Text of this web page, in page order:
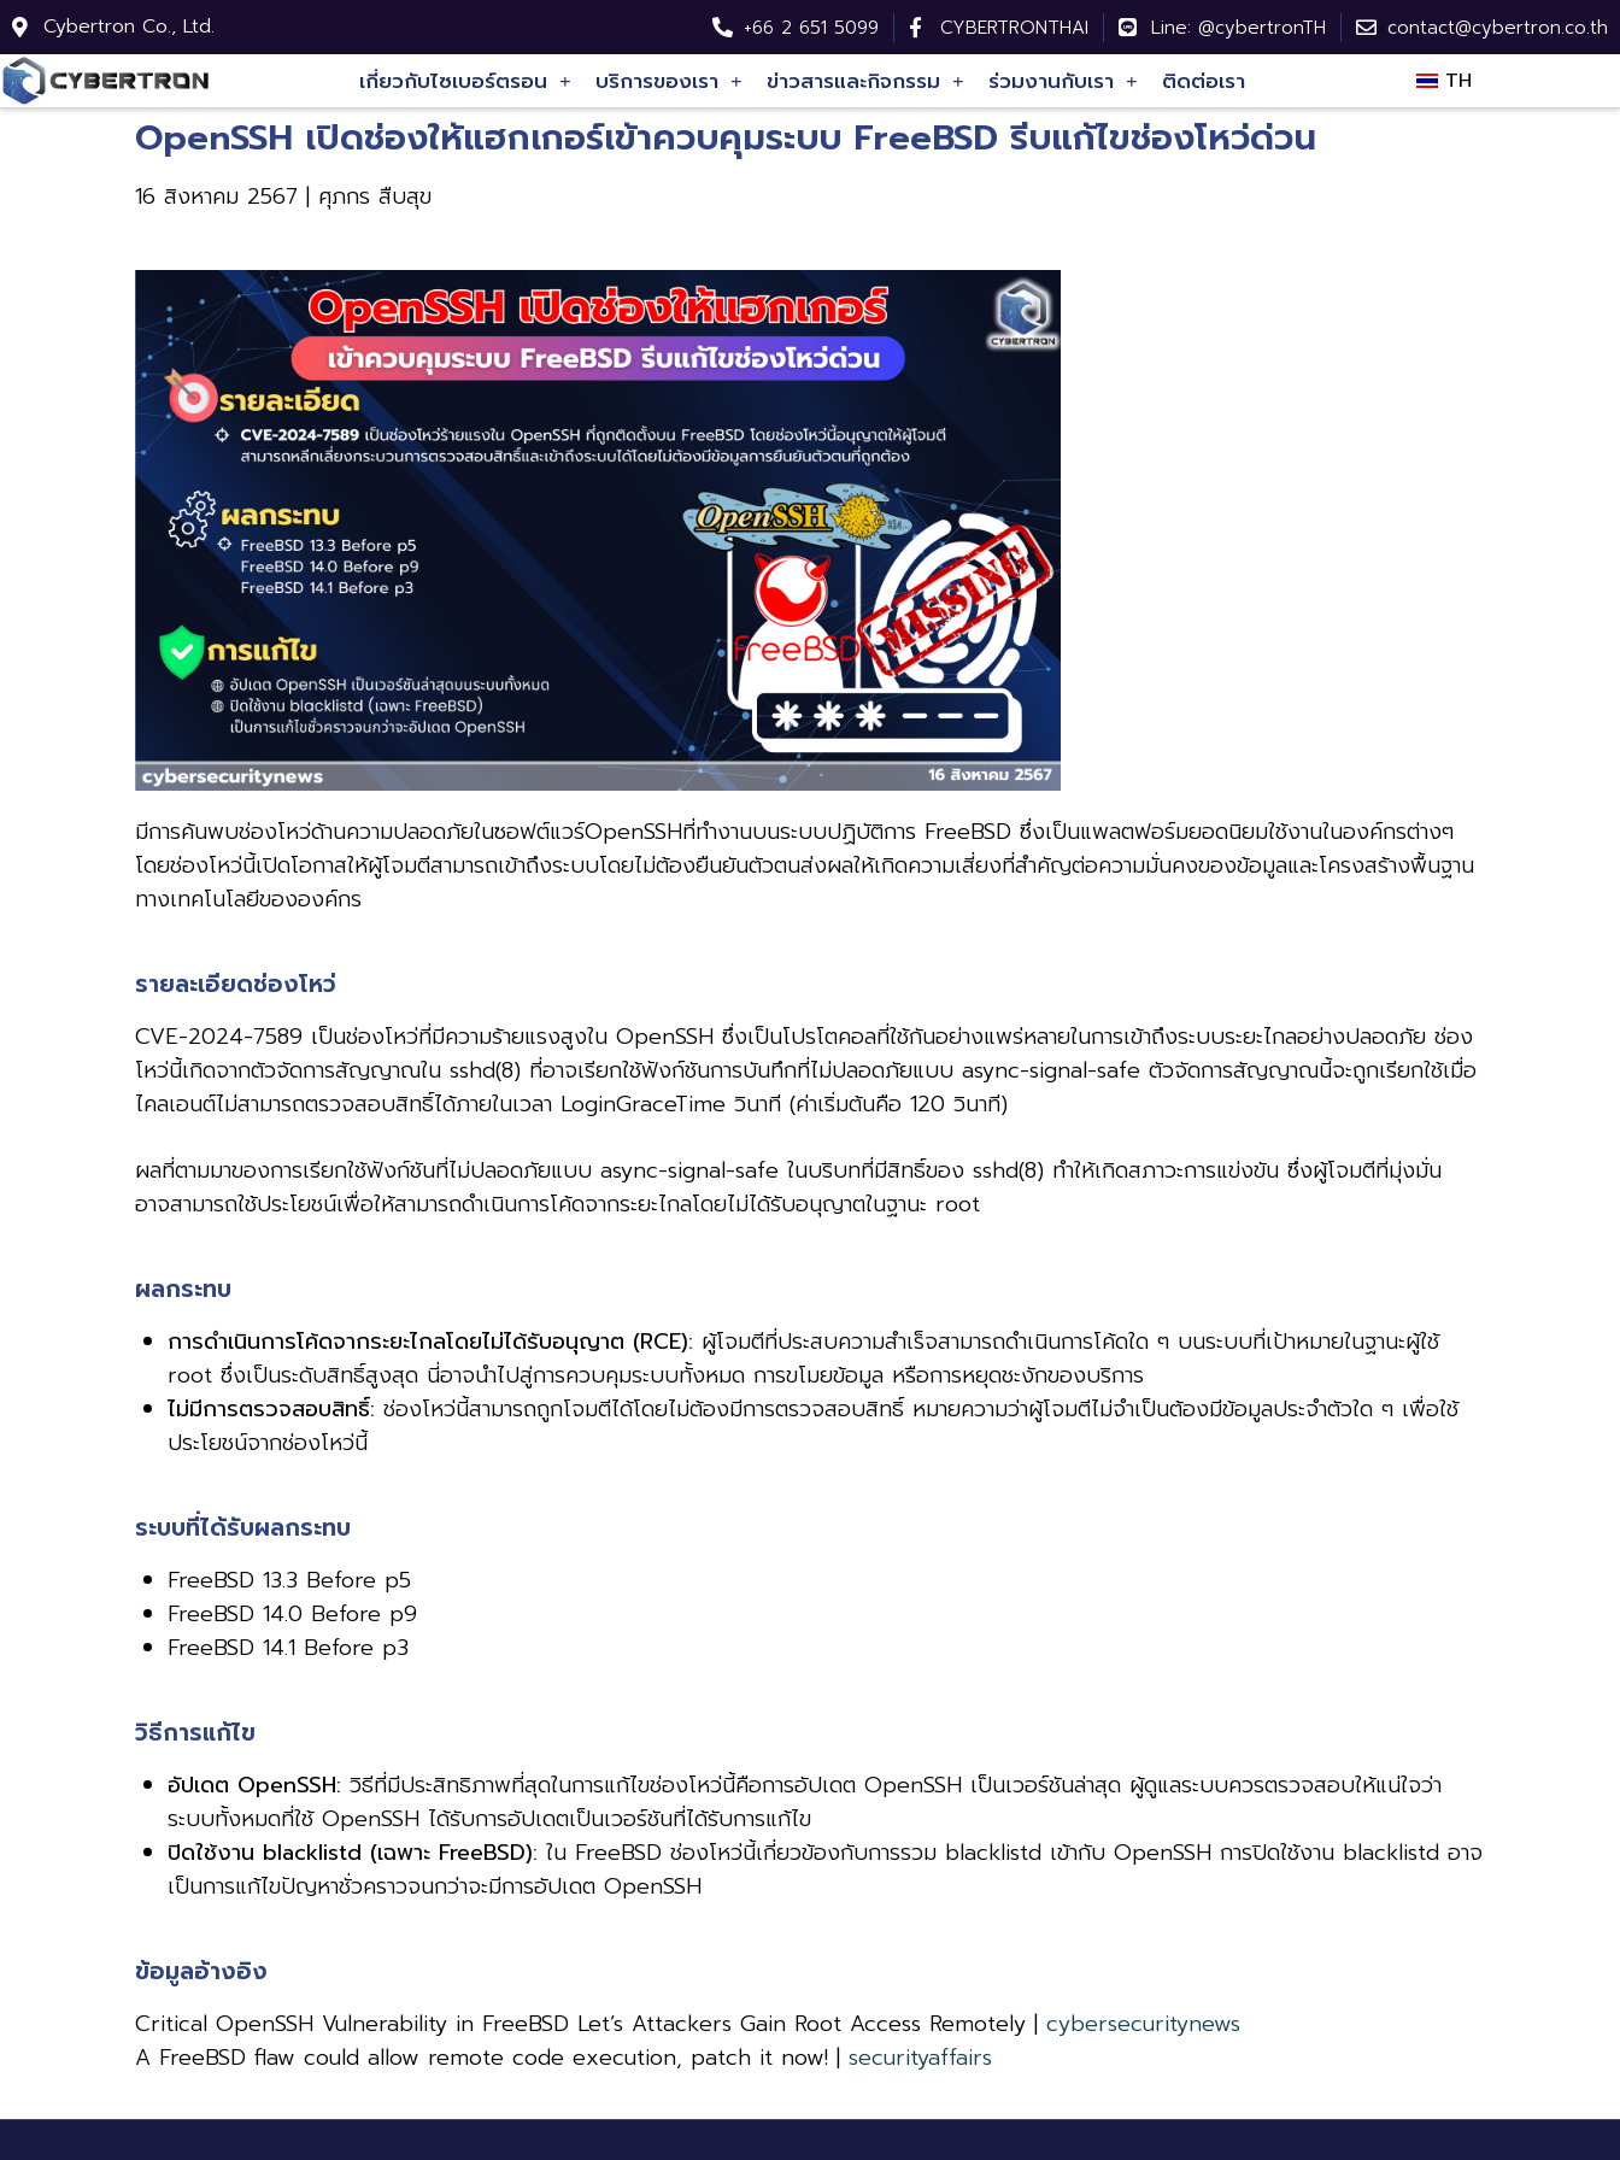
Cybertron Co., Ltd. +66 2 651 5099 CYBERTRONTHAI Line: @cybertronTH contact@cybertron.co.th
เกี่ยวกับไซเบอร์ตรอน บริการของเรา ข่าวสารและกิจกรรม ร่วมงานกับเรา ติดต่อเรา TH
OpenSSH เปิดช่องให้แฮกเกอร์เข้าควบคุมระบบ FreeBSD รีบแก้ไขช่องโหว่ด่วน
16 สิงหาคม 2567 | ศุภกร สืบสุข
มีการค้นพบช่องโหว่ด้านความปลอดภัยในซอฟต์แวร์OpenSSHที่ทำงานบนระบบปฏิบัติการ FreeBSD ซึ่งเป็นแพลตฟอร์มยอดนิยมใช้งานในองค์กรต่างๆ
โดยช่องโหว่นี้เปิดโอกาสให้ผู้โจมตีสามารถเข้าถึงระบบโดยไม่ต้องยืนยันตัวตนส่งผลให้เกิดความเสี่ยงที่สำคัญต่อความมั่นคงของข้อมูลและโครงสร้างพื้นฐาน
ทางเทคโนโลยีขององค์กร
รายละเอียดช่องโหว่
CVE-2024-7589 เป็นช่องโหว่ที่มีความร้ายแรงสูงใน OpenSSH ซึ่งเป็นโปรโตคอลที่ใช้กันอย่างแพร่หลายในการเข้าถึงระบบระยะไกลอย่างปลอดภัย ช่อง
โหว่นี้เกิดจากตัวจัดการสัญญาณใน sshd(8) ที่อาจเรียกใช้ฟังก์ชันการบันทึกที่ไม่ปลอดภัยแบบ async-signal-safe ตัวจัดการสัญญาณนี้จะถูกเรียกใช้เมื่อ
ไคลเอนต์ไม่สามารถตรวจสอบสิทธิ์ได้ภายในเวลา LoginGraceTime วินาที (ค่าเริ่มต้นคือ 120 วินาที)
ผลที่ตามมาของการเรียกใช้ฟังก์ชันที่ไม่ปลอดภัยแบบ async-signal-safe ในบริบทที่มีสิทธิ์ของ sshd(8) ทำให้เกิดสภาวะการแข่งขัน ซึ่งผู้โจมตีที่มุ่งมั่น
อาจสามารถใช้ประโยชน์เพื่อให้สามารถดำเนินการโค้ดจากระยะไกลโดยไม่ได้รับอนุญาตในฐานะ root
ผลกระทบ
การดำเนินการโค้ดจากระยะไกลโดยไม่ได้รับอนุญาต (RCE): ผู้โจมตีที่ประสบความสำเร็จสามารถดำเนินการโค้ดใด ๆ บนระบบที่เป้าหมายในฐานะผู้ใช้
root ซึ่งเป็นระดับสิทธิ์สูงสุด นี่อาจนำไปสู่การควบคุมระบบทั้งหมด การขโมยข้อมูล หรือการหยุดชะงักของบริการ
ไม่มีการตรวจสอบสิทธิ์: ช่องโหว่นี้สามารถถูกโจมตีได้โดยไม่ต้องมีการตรวจสอบสิทธิ์ หมายความว่าผู้โจมตีไม่จำเป็นต้องมีข้อมูลประจำตัวใด ๆ เพื่อใช้
ประโยชน์จากช่องโหว่นี้
ระบบที่ได้รับผลกระทบ
FreeBSD 13.3 Before p5
FreeBSD 14.0 Before p9
FreeBSD 14.1 Before p3
วิธีการแก้ไข
อัปเดต OpenSSH: วิธีที่มีประสิทธิภาพที่สุดในการแก้ไขช่องโหว่นี้คือการอัปเดต OpenSSH เป็นเวอร์ชันล่าสุด ผู้ดูแลระบบควรตรวจสอบให้แน่ใจว่า
ระบบทั้งหมดที่ใช้ OpenSSH ได้รับการอัปเดตเป็นเวอร์ชันที่ได้รับการแก้ไข
ปิดใช้งาน blacklistd (เฉพาะ FreeBSD): ใน FreeBSD ช่องโหว่นี้เกี่ยวข้องกับการรวม blacklistd เข้ากับ OpenSSH การปิดใช้งาน blacklistd อาจ
เป็นการแก้ไขปัญหาชั่วคราวจนกว่าจะมีการอัปเดต OpenSSH
ข้อมูลอ้างอิง
Critical OpenSSH Vulnerability in FreeBSD Let’s Attackers Gain Root Access Remotely | cybersecuritynews
A FreeBSD flaw could allow remote code execution, patch it now! | securityaffairs